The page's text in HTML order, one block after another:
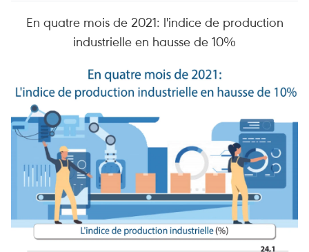
En quatre mois de 2021: l'indice de production
industrielle en hausse de 10%